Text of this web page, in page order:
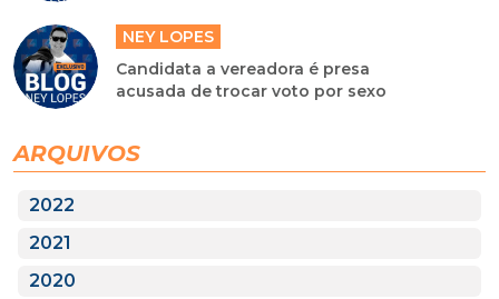
NEY LOPES
Candidata a vereadora é presa
acusada de trocar voto por sexo
ARQUIVOS
2022
2021
2020